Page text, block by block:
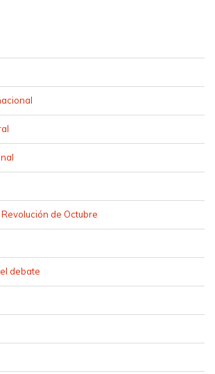
de Octubre
debate